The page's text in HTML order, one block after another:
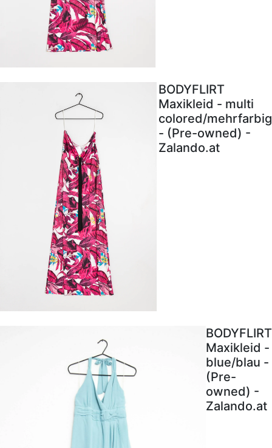
BODYFLIRT
Maxikleid - multi
colored/mehrfarbig
- (Pre-owned) -
Zalando.at
BODYFLIRT
Maxikleid -
blue/blau -
(Pre-
owned) -
Zalando.at